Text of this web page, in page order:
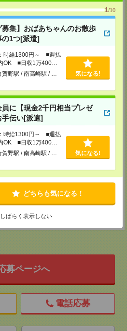
1/10
募集】おばあちゃんのお散歩
の1つ[派遣]
時給1300円～ ■週払
OK ■日収1万400円
野駅 / 南高崎駅 / … 気になる!
に【現金2千円相当プレゼ
手伝い[派遣]
時給1300円～ ■週払
OK ■日収1万400円
野駅 / 南高崎駅 / … 気になる!
どちらも気になる！
しばらく表示しない
フィス
苑ビル6階
事業所
フィス
命町田ビル6F
フィス
町134 横浜ビジネスパークサウスタワー
ド2000円分をプレゼント中★
募ページへ
電話応募